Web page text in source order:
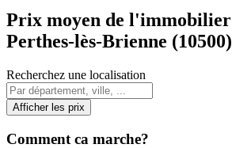
Prix moyen de l'immobilier
Perthes-lès-Brienne (10500)
Recherchez une localisation
Afficher les prix
Comment ca marche?